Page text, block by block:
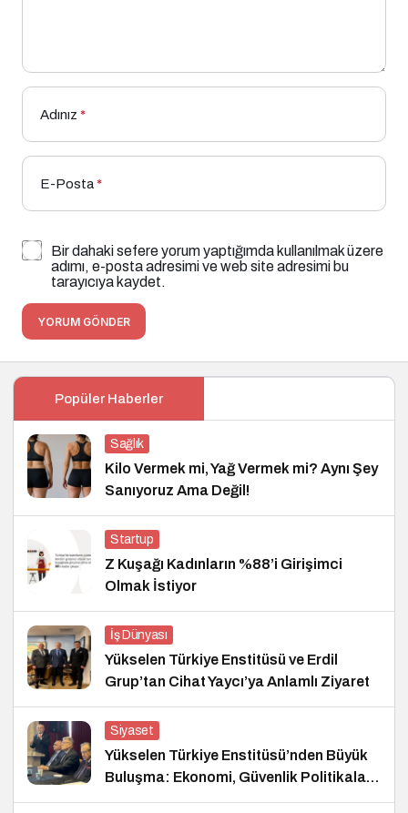
Adınız *
E-Posta*
Bir dahaki sefere yorum yaptığımda kullanılmak üzere
adımı, e-posta adresimi ve web site adresimi bu
tarayıcıya kaydet.
YORUM GÖNDER
Popüler Haberler
Sağlık
Kilo Vermek mi, Yağ Vermek mi? Aynı Şey
Sanıyoruz Ama Değil!
Startup
Z Kuşağı Kadınların %88’i Girişimci
Olmak İstiyor
İş Dünyası
Yükselen Türkiye Enstitüsü ve Erdil
Grup’tan Cihat Yaycı’ya Anlamlı Ziyaret
Siyaset
Yükselen Türkiye Enstitüsü’nden Büyük
Buluşma: Ekonomi, Güvenlik Politikaları
ve Hukuk Konferansı